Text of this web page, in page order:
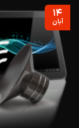
۱۴
آبان